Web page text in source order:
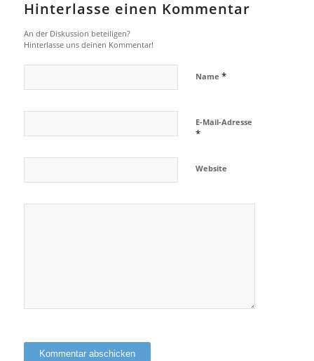
Hinterlasse einen Kommentar
An der Diskussion beteiligen?
Hinterlasse uns deinen Kommentar!
Name *
E-Mail-Adresse
*
Website